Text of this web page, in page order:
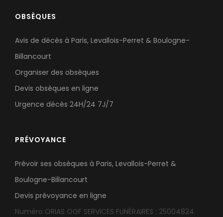
OBSÈQUES
Avis de décès à Paris, Levallois-Perret & Boulogne-
Billancourt
Organiser des obsèques
Devis obsèques en ligne
Urgence décès 24H/24 7J/7
PRÉVOYANCE
Prévoir ses obsèques à Paris, Levallois-Perret &
Boulogne-Billancourt
Devis prévoyance en ligne
Numéro ORIAS OGF SERVICES FUNÉRAIRES : 25004824